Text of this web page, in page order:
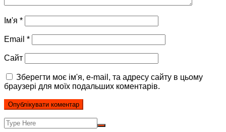
Ім'я *
Email *
Сайт
Зберегти моє ім'я, e-mail, та адресу сайту в цьому
браузері для моїх подальших коментарів.